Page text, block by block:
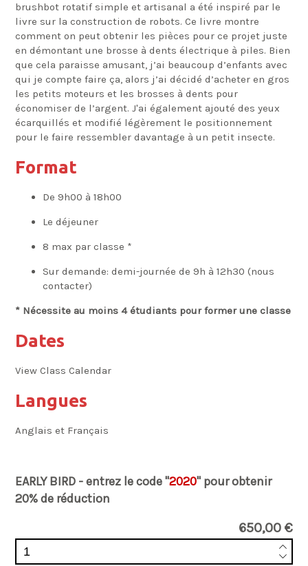
brushbot rotatif simple et artisanal a été inspiré par le
livre sur la construction de robots. Ce livre montre
comment on peut obtenir les pièces pour ce projet juste
en démontant une brosse à dents électrique à piles. Bien
que cela paraisse amusant, j’ai beaucoup d’enfants avec
qui je compte faire ça, alors j’ai décidé d’acheter en gros
les petits moteurs et les brosses à dents pour
économiser de l’argent. J'ai également ajouté des yeux
écarquillés et modifié légèrement le positionnement
pour le faire ressembler davantage à un petit insecte.
Format
De 9h00 à 18h00
Le déjeuner
8 max par classe *
Sur demande: demi-journée de 9h à 12h30 (nous
contacter)
* Nécessite au moins 4 étudiants pour former une classe
Dates
View Class Calendar
Langues
Anglais et Français
EARLY BIRD - entrez le code "2020" pour obtenir
20% de réduction
650,00 €